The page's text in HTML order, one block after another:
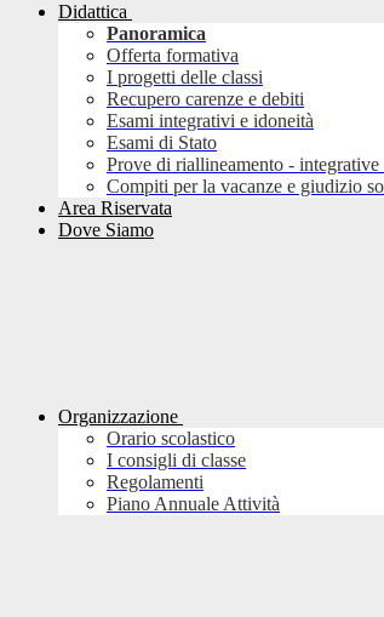
Didattica
Panoramica
Offerta formativa
I progetti delle classi
Recupero carenze e debiti
Esami integrativi e idoneità
Esami di Stato
Prove di riallineamento - integrative
Compiti per la vacanze e giudizio
Area Riservata
Dove Siamo
Organizzazione
Orario scolastico
I consigli di classe
Regolamenti
Piano Annuale Attività